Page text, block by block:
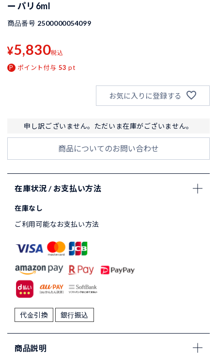
ー パリ 6ml
商品番号 2500000054099
¥5,830税込
ポイント付与 53 pt
お気に入りに登録する
申し訳ございません。ただいま在庫がございません。
商品についてのお問い合わせ
在庫状況 / お支払い方法
在庫なし
ご利用可能なお支払い方法
代金引換 銀行振込
商品説明